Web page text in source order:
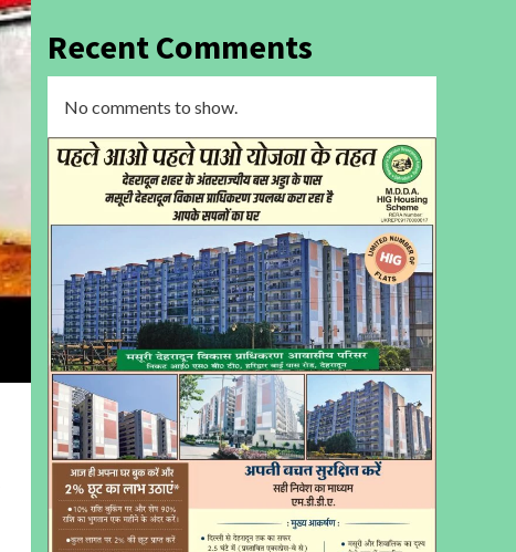
Recent Comments
No comments to show.